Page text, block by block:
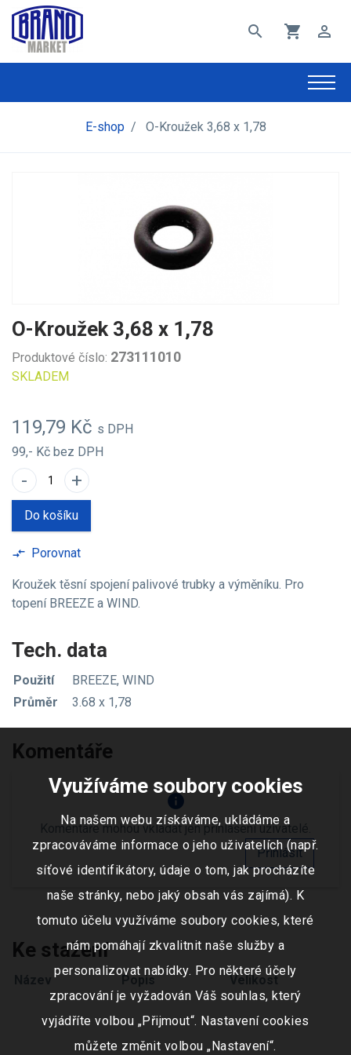
search shopping_cart perm_identity
E-shop / O-Kroužek 3,68 x 1,78
O-Kroužek 3,68 x 1,78
Produktové číslo: 273111010
SKLADEM
119,79 Kč s DPH
99,- Kč bez DPH
- +
Do košíku
compare_arrows Porovnat
Kroužek těsní spojení palivové trubky a výměníku. Pro
topení BREEZE a WIND.
Tech. data
Použití
BREEZE, WIND
Průměr
3.68 x 1,78
Komentáře
info
Komentáře mohou vkládat jen přihlášení uživatelé.
Přihlásit
Ke stažení
Název Popis Velikost
Využíváme soubory cookies
Na našem webu získáváme, ukládáme a
zpracováváme informace o jeho uživatelích (např.
síťové identifikátory, údaje o tom, jak procházíte
naše stránky, nebo jaký obsah vás zajímá). K
tomuto účelu využíváme soubory cookies, které
nám pomáhají zkvalitnit naše služby a
personalizovat nabídky. Pro některé účely
zpracování je vyžadován Váš souhlas, který
vyjádříte volbou „Přijmout“. Nastavení cookies
můžete změnit volbou „Nastavení“.